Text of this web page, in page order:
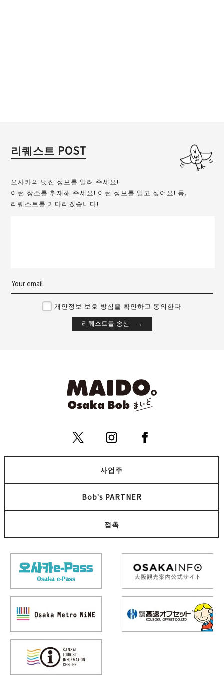
리퀘스트 POST
오사카의 멋진 정보를 알려 주세요!
이런 장소를 취재해 주세요! 이런 정보를 알고 싶어요! 등,
리퀘스트를 기다리겠습니다!
개인정보 보호 방침을 확인하고 동의한다
사업주
Bob's PARTNER
접촉